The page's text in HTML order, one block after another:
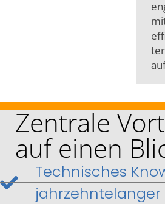
Zentrale
auf einen
Technisches
jahrzehntelanger